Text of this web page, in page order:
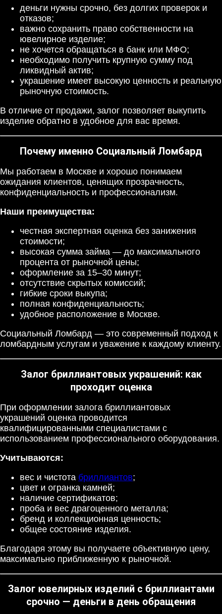
деньги нужны срочно, без долгих проверок и
отказов;
важно сохранить право собственности на
ювелирное изделие;
не хочется обращаться в банк или МФО;
необходимо получить крупную сумму под
ликвидный актив;
украшение имеет высокую ценность и реальную
рыночную стоимость.
В отличие от продажи, залог позволяет выкупить
изделие обратно в удобное для вас время.
Почему именно Социальный Ломбард
Мы работаем в Москве и хорошо понимаем
ожидания клиентов, ценящих прозрачность,
конфиденциальность и профессионализм.
Наши преимущества:
честная экспертная оценка без занижения
стоимости;
высокая сумма займа — до максимального
процента от рыночной цены;
оформление за 15–30 минут;
отсутствие скрытых комиссий;
гибкие сроки выкупа;
полная конфиденциальность;
удобное расположение в Москве.
Социальный Ломбард — это современный подход к
ломбардным услугам и уважение к каждому клиенту.
Залог бриллиантовых украшений: как
проходит оценка
При оформлении залога бриллиантовых
украшений оценка проводится
квалифицированными специалистами с
использованием профессионального оборудования.
Учитываются:
вес и чистота бриллиантов;
цвет и огранка камней;
наличие сертификатов;
проба и вес драгоценного металла;
бренд и коллекционная ценность;
общее состояние изделия.
Благодаря этому вы получаете объективную цену,
максимально приближенную к рыночной.
Залог ювелирных изделий с бриллиантами
срочно — деньги в день обращения